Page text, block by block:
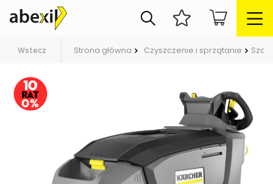
Wstecz Strona główna Czyszczenie i sprzątanie